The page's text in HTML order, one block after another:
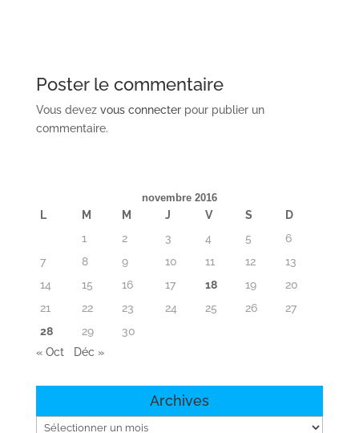
Poster le commentaire
Vous devez vous connecterpour publier un
commentaire.
novembre 2016
L M M J V S
D
1
2 3 4 5
6
7
8 9 10 11 12
13
14
15 16 17 18 19
20
21
22 23 24 25 26
27
28
29
30
« Oct
Déc »
Archives
Archives